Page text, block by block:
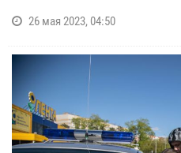
26 мая 2023, 04:50